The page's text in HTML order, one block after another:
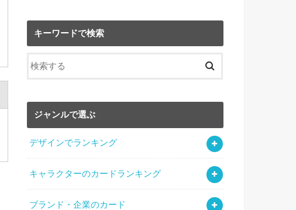
キーワードで検索
ジャンルで選ぶ
デザインでランキング
キャラクターのカードランキング
ブランド・企業のカード